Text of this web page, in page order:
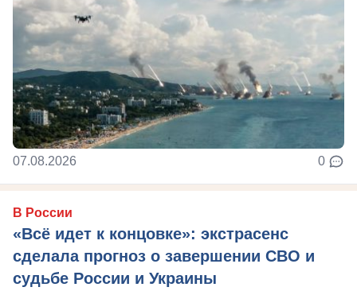
07.08.2026 0
В России
«Всё идет к концовке»: экстрасенс
сделала прогноз о завершении СВО и
судьбе России и Украины